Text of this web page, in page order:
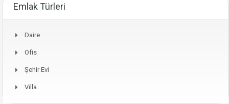
Emlak Türleri
Daire
Ofis
Şehir Evi
Villa